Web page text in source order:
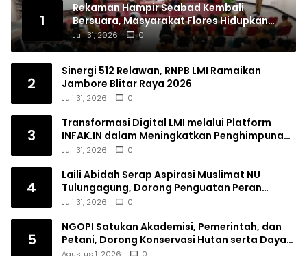
1
Rekaman Hampir Seabad Kembali
Bersuara, Masyarakat Flores Hidupkan
Lagi Ingatan Leluhur
Juli 31, 2026 0
2
Sinergi 512 Relawan, RNPB LMI Ramaikan
Jambore Blitar Raya 2026
Juli 31, 2026 0
3
Transformasi Digital LMI melalui Platform
INFAK.IN dalam Meningkatkan Penghimpunan
Dana Filantropi Islam
Juli 31, 2026 0
4
Laili Abidah Serap Aspirasi Muslimat NU
Tulungagung, Dorong Penguatan Peran
Perempuan
Juli 31, 2026 0
5
NGOPI Satukan Akademisi, Pemerintah, dan
Petani, Dorong Konservasi Hutan serta Daya
Saing Kopi Tulungagung